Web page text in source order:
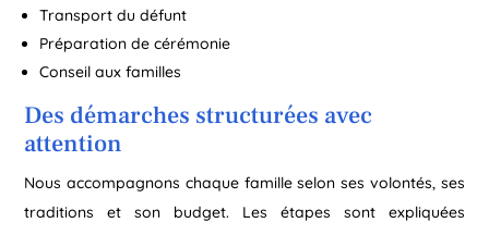
Transport du défunt
Préparation de cérémonie
Conseil aux familles
Des démarches structurées avec
attention
Nous accompagnons chaque famille selon ses volontés, ses
traditions et son budget. Les étapes sont expliquées